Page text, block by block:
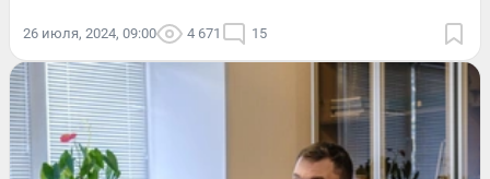
26 июля, 2024, 09:00 4 671 15